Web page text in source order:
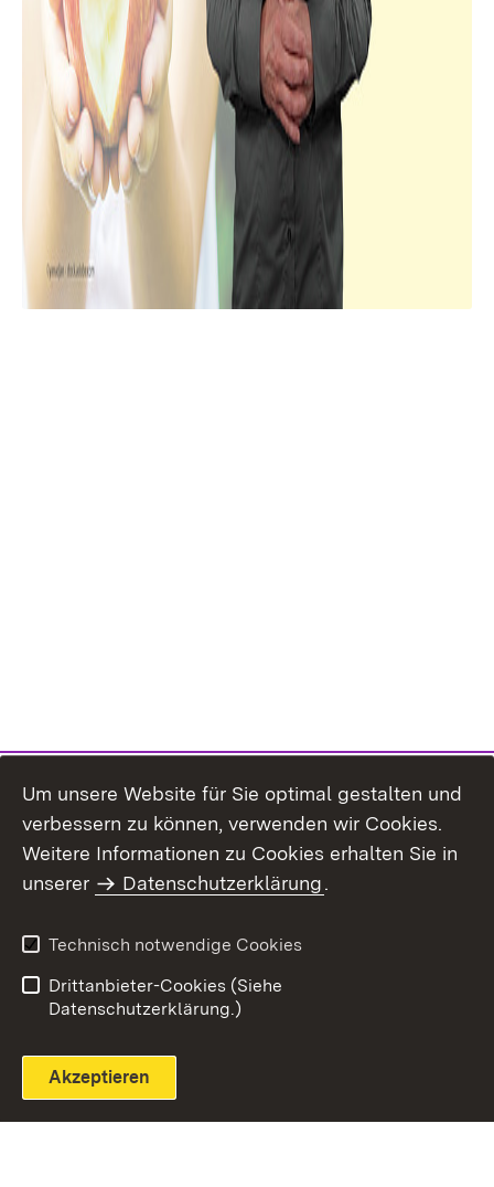
Themenübersicht
Um unsere Website für Sie optimal gestalten und
verbessern zu können, verwenden wir Cookies.
Weitere Informationen zu Cookies erhalten Sie in
unserer
Datenschutzerklärung.
Technisch notwendige Cookies
Drittanbieter-Cookies (Siehe
Datenschutzerklärung.)
Akzeptieren